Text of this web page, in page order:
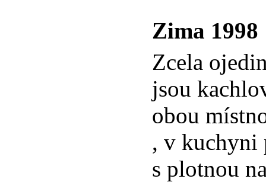
Zima 1998
Zcela
jsou
obou
, v kuchyni
s plotnou